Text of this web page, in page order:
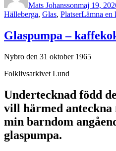
Mats Johanssonmaj 19,
Hälleberga, Glas, PlatserLämna en
Glaspumpa –
Nybro den 31 oktober 1965
Folklivsarkivet Lund
Undertecknad född
vill härmed
min barndom
glaspumpa.